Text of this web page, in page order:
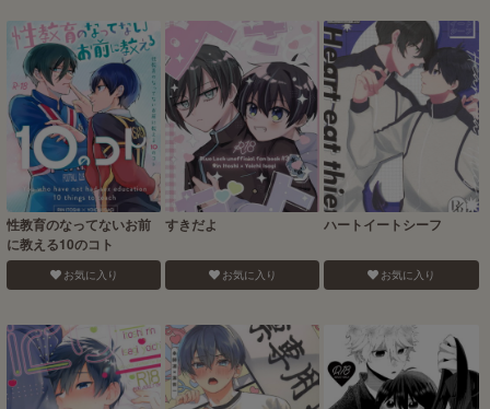
性教育のなってないお前
に教える10のコト
お気に入り
すきだよ
お気に入り
ハートイートシーフ
お気に入り